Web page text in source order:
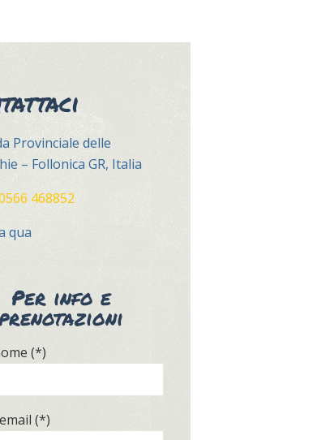
Provinciale delle
– Follonica GR, Italia
468852
qua
Per info e
(*)
(*)